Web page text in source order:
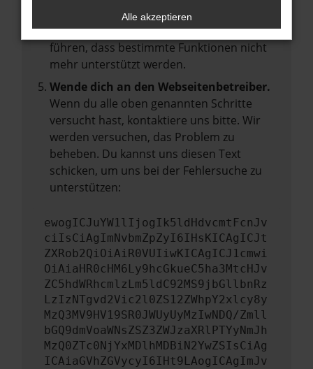
Veraltete Software birgt nicht nur ein
Sicherheitsrisiko, sondern kann auch dazu
führen, dass bestimmte Funktionen nicht
mehr unterstützt werden.
Wende dich an den Webseitenbetreiber.
Wenn du alle oben genannten Schritte
versucht hast, kontaktiere uns bitte. Wir
werden versuchen, das Problem zu
beheben. Du kannst uns diesen Text
schicken, um uns bei der Fehlersuche zu
unterstützen:
ewogICJuYW1lIjogIk5ldHdvcmtFcnJv
ciIsCiAgImNvbmZpZyI6IHsKICAgICJt
ZXRob2QiOiAiR0VUIiwKICAgICJ1cmwi
OiAiaHR0cHM6Ly9hcGkueC5ha3MtcHJv
ZC5hdWRhcmlzLm5ldC92MS9jbGllbnRz
LzIzNTgvd2Vic2l0ZS12ZWhpY2xlcy8y
MzQ3MV9HV19SR0JWUyUyMzIwNDQ/Zmll
bGQ9dmVoaWNsZSZ3ZWJzaXRlPTYyNmJh
MzQ0ZTc0NjYxMDlhMDBiN2YwZSIsCiAg
ICAiaGVhZGVycyI6IHt9LAogICAgImJv
Alle akzeptieren